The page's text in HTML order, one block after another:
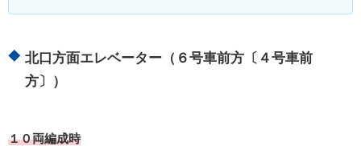
北口方面エレベーター（６号車前方〔４号車前
方〕）
１０両編成時